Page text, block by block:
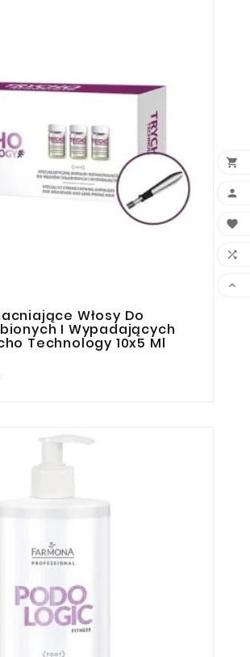
  
Włosy Do
I Wypadających
Technology 10x5 Ml




